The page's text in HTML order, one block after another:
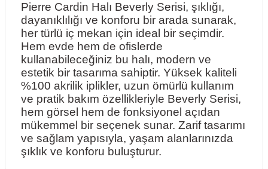
Pierre Cardin Halı Beverly Serisi, şıklığı,
dayanıklılığı ve konforu bir arada sunarak,
her türlü iç mekan için ideal bir seçimdir.
Hem evde hem de ofislerde
kullanabileceğiniz bu halı, modern ve
estetik bir tasarıma sahiptir. Yüksek kaliteli
%100 akrilik iplikler, uzun ömürlü kullanım
ve pratik bakım özellikleriyle Beverly Serisi,
hem görsel hem de fonksiyonel açıdan
mükemmel bir seçenek sunar. Zarif tasarımı
ve sağlam yapısıyla, yaşam alanlarınızda
şıklık ve konforu buluşturur.